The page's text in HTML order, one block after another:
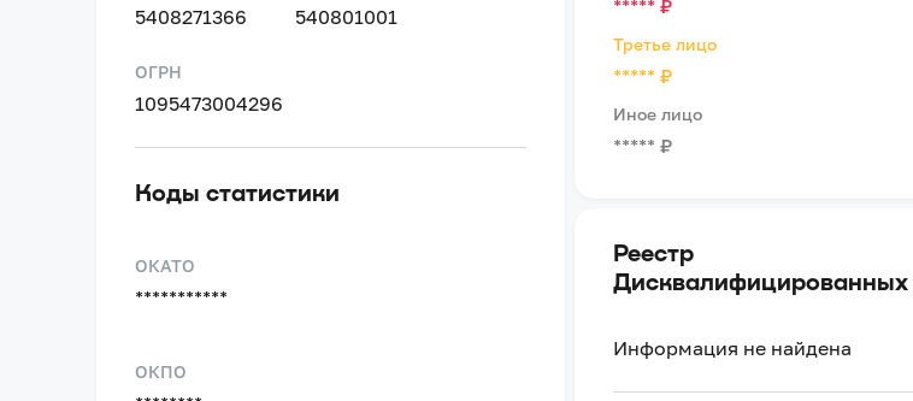
5408271366 540801001
ОГРН
1095473004296
Коды статистики
ОКАТО
***********
ОКПО
***** ₽
Третье лицо
***** ₽
Иное лицо
***** ₽
Реестр
Информация не найдена